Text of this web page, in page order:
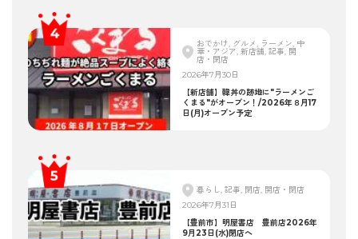
おでかけ, グルメ, ラーメン, 中
華・アジア, 新店舗, 記事, 開
店・閉店
2026年7月30日
【新店舗】韓丼の跡地に"ラーメンご
くまる"がオープン！/2026年８月17
日(月)オープン予定
暮らし, 記事, 閉店, 開店・閉店
2026年7月31日
【豊前市】明屋書店 豊前店2026年
9月23日(水)閉店へ